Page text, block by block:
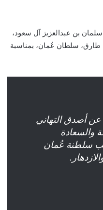
بن عبدالعزيز آل سعود،
طارق، سلطان عُمان، بمناسبة
أصدق التهاني
والسعادة
سلطنة عُمان